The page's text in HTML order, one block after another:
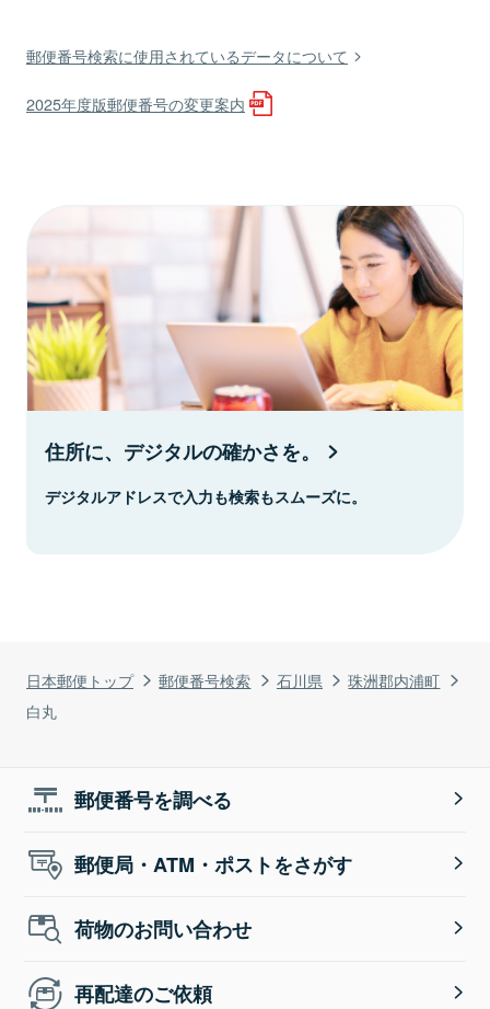
日本郵便トップ 郵便番号検索 石川県
珠洲郡内浦町
白丸
郵便番号検索に使用されているデータについて
2025年度版郵便番号の変更案内
住所に、デジタルの確かさを。
デジタルアドレスで入力も検索もスムーズに。
郵便番号を調べる
郵便局・ATM・ポストをさがす
荷物のお問い合わせ
再配達のご依頼